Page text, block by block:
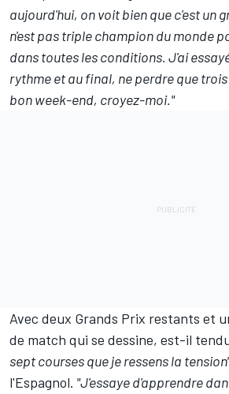
aujourd'hui, on voit bien que c'est un
n'est pas triple champion du monde
dans toutes les conditions. J'ai
rythme et au final, ne perdre que
bon week-end, croyez-moi."
Avec deux Grands Prix restants et
de match qui se dessine, est-il
sept courses que je ressens la
l'Espagnol. "J'essaye d'apprendre